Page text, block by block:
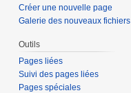
Créer une nouvelle page
Galerie des nouveaux fichiers
Outils
Pages liées
Suivi des pages liées
Pages spéciales